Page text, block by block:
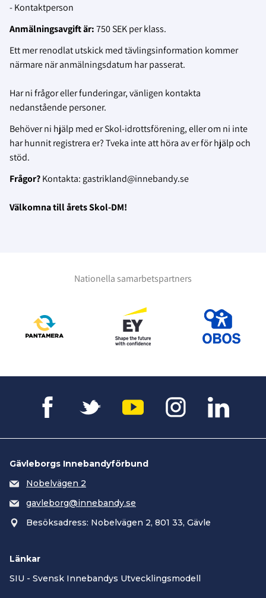
- Kontaktperson
Anmälningsavgift är:750 SEK per klass.
Ett mer renodlat utskick med tävlingsinformation kommer
närmare när anmälningsdatum har passerat.
Har ni frågor eller funderingar, vänligen kontakta
nedanstående personer.
Behöver ni hjälp med er Skol-idrottsförening, eller om ni inte
har hunnit registrera er? Tveka inte att höra av er för hjälp och
stöd.
Frågor?Kontakta: gastrikland@innebandy.se
Välkomna till årets Skol-DM!
Nationella samarbetspartners
Gävleborgs Innebandyförbund
Nobelvägen 2
gavleborg@innebandy.se
Besöksadress: Nobelvägen 2, 801 33, Gävle
Länkar
SIU - Svensk Innebandys Utvecklingsmodell